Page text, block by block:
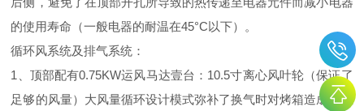
的使用寿命（一般电器的耐温在45°C以下）。
循环风系统及排气系统：
1、顶部配有0.75KW运风马达壹台：10.5寸离心风叶轮（保证了
足够的风量）大风量循环设计模式弥补了换气时对烤箱造成的温